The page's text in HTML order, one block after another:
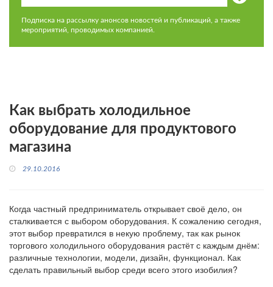
Подписка на рассылку анонсов новостей и публикаций, а также
мероприятий, проводимых компанией.
Как выбрать холодильное
оборудование для продуктового
магазина
29.10.2016
Когда частный предприниматель открывает своё дело, он
сталкивается с выбором оборудования. К сожалению сегодня,
этот выбор превратился в некую проблему, так как рынок
торгового холодильного оборудования растёт с каждым днём:
различные технологии, модели, дизайн, функционал. Как
сделать правильный выбор среди всего этого изобилия?